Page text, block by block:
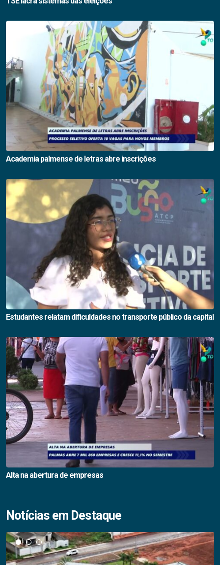
Academia palmense de letras abre inscrições
Estudantes relatam dificuldades no transporte público da capital
Alta na abertura de empresas
Notícias em Destaque